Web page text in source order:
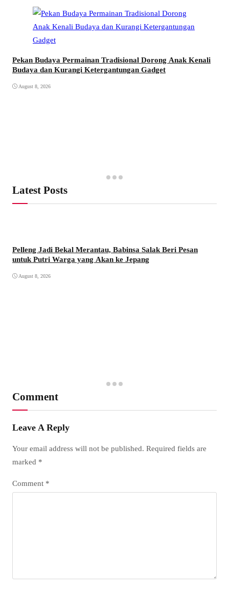
Pekan Budaya Permainan Tradisional Dorong Anak Kenali
Budaya dan Kurangi Ketergantungan Gadget
August 8, 2026
Latest Posts
Pelleng Jadi Bekal Merantau, Babinsa Salak Beri Pesan
untuk Putri Warga yang Akan ke Jepang
August 8, 2026
Comment
Leave A Reply
Your email address will not be published. Required fields are
marked *
Comment *